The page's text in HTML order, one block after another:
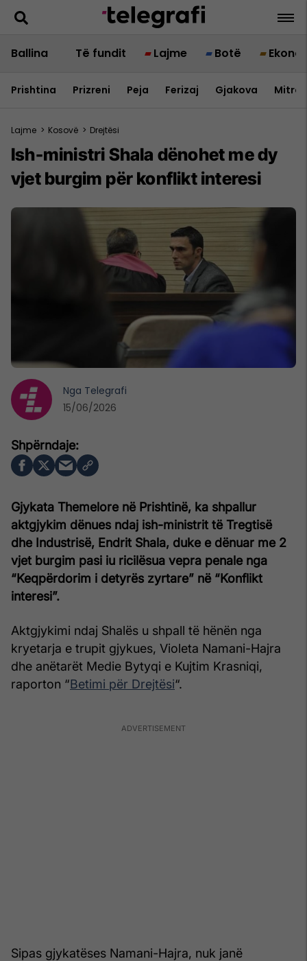
Ballina Të fundit Lajme Botë
Prishtina Prizreni Peja Ferizaj Gjakova
Lajme > Kosovë > Drejtësi
Ish-ministri Shala dënohet me dy
vjet burgim për konflikt interesi
Gjykata Themelore në Prishtinë, ka shpallur
aktgjykim dënues ndaj ish-ministrit të Tregtisë
dhe Industrisë, Endrit Shala, duke e dënuar me 2
vjet burgim pasi iu ricilësua vepra penale nga
“Keqpërdorim i detyrës zyrtare” në “Konflikt
interesi”.
Aktgjykimi ndaj Shalës u shpall të hënën nga
kryetarja e trupit gjykues, Violeta Namani-Hajra
dhe anëtarët Medie Bytyqi e Kujtim Krasniqi,
raporton “Betimi për Drejtësi“.
Sipas gjykatëses Namani-Hajra, nuk janë
Nga Telegrafi
15/06/2026